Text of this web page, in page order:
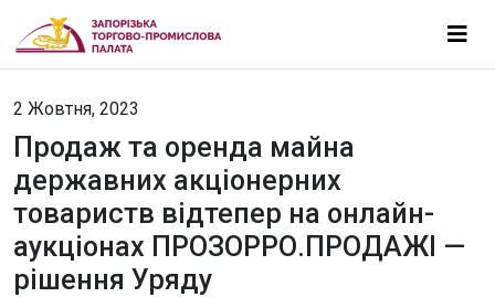
2 Жовтня, 2023
Продаж та оренда майна
державних акціонерних
товариств відтепер на онлайн-
аукціонах ПРОЗОРРО.ПРОДАЖІ —
рішення Уряду